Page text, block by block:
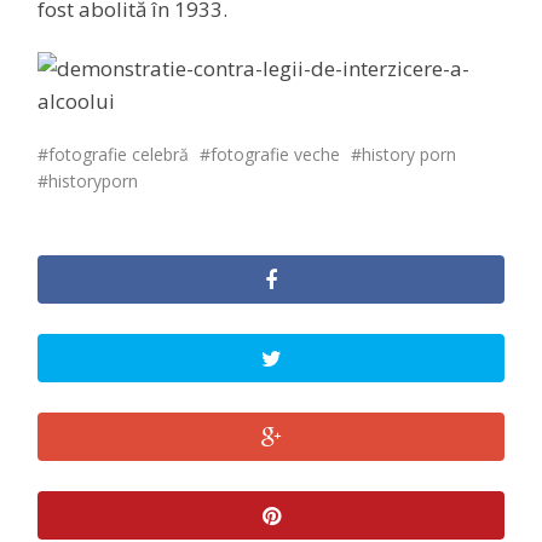
fost abolită în 1933.
fotografie celebră fotografie veche
history porn
historyporn